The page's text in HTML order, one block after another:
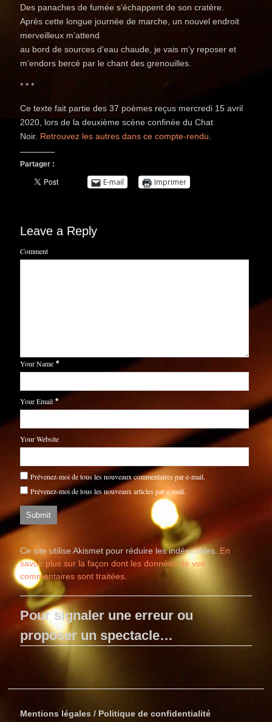
Des panaches de fumée s’échappent de son cratère.
Après cette longue journée de marche, un nouvel endroit
merveilleux m’attend
au bord de sources d’eau chaude, je vais m’y reposer et
m’endors bercé par le chant des grenouilles.
* * *
Ce texte fait partie des 37 poèmes reçus mercredi 15 avril
2020, lors de la deuxième scène confinée du Chat
Noir. Retrouvez les autres dans ce compte-rendu.
Partager :
E-mail Imprimer
Leave a Reply
Comment
Your Name *
Your Email *
Your Website
Prévenez-moi de tous les nouveaux commentaires par e-mail.
Prévenez-moi de tous les nouveaux articles par e-mail.
Ce site utilise Akismet pour réduire les indésirables. En
savoir plus sur la façon dont les données de vos
commentaires sont traitées.
Pour signaler une erreur ou
proposer un spectacle…
Mentions légales / Politique de confidentialité